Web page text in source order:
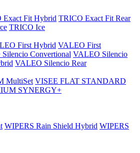
Exact Fit Hybrid TRICO Exact Fit Rear
TRICO Ice
First Hybrid VALEO First
Convertional VALEO Silencio
VALEO Silencio Rear
MultiSet VISEE FLAT STANDARD
SYNERGY+
WIPERS Rain Shield Hybrid WIPERS